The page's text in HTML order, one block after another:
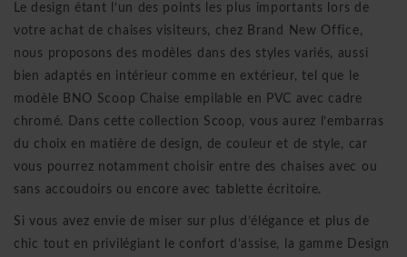
Le design étant l’un des points les plus importants lors de
votre achat de chaises visiteurs, chez Brand New Office,
nous proposons des modèles dans des styles variés, aussi
bien adaptés en intérieur comme en extérieur, tel que le
modèle BNO Scoop Chaise empilable en PVC avec cadre
chromé. Dans cette collection Scoop, vous aurez l’embarras
du choix en matière de design, de couleur et de style, car
vous pourrez notamment choisir entre des chaises avec ou
sans accoudoirs ou encore avec tablette écritoire.
Si vous avez envie de miser sur plus d’élégance et plus de
chic tout en privilégiant le confort d’assise, la gamme Design